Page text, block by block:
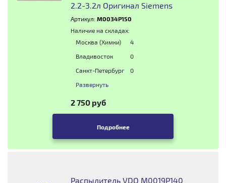
2.2-3.2л Оригинал Siemens
Артикул:M0034P150
Наличие на складах:
Москва (Химки)
4
Владивосток
0
Санкт-Петербург
0
Развернуть
2 750 руб
Подробнее
Распылитель VDO M0019P140